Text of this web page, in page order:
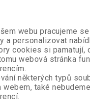
webu pracujeme
a personalizovat
cookies si pamatují,
webová stránka
některých typů
webem, také